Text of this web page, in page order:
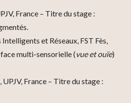
France – Titre du stage :
et Réseaux, FST Fès,
multi-sensorielle (vue et ouïe)
France – Titre du stage :